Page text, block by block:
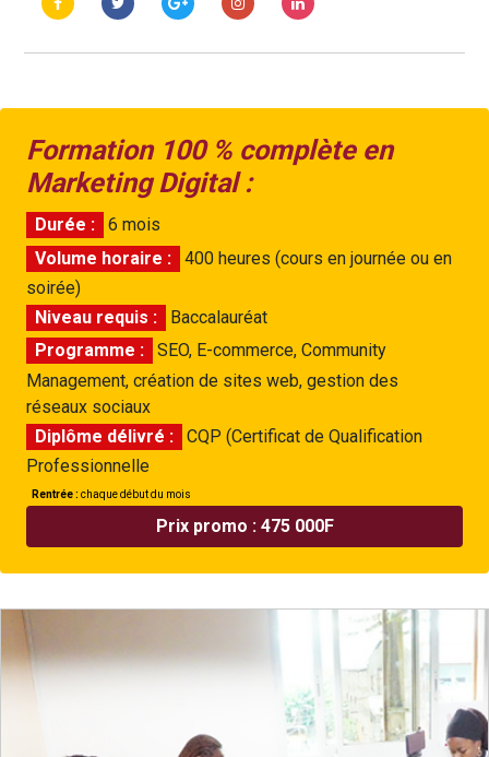
Formation 100 % complète en
Marketing Digital :
Durée :
6 mois
Volume horaire :
400 heures (cours en journée ou en
soirée)
Niveau requis :
Baccalauréat
Programme :
SEO, E-commerce, Community
Management, création de sites web, gestion des
réseaux sociaux
Diplôme délivré :
CQP (Certificat de Qualification
Professionnelle
Rentrée : chaque début du mois
Prix promo : 475 000F